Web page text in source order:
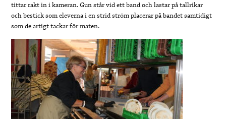
tittar rakt in i kameran. Gun står vid ett band och lastar på tallrikar
och bestick som eleverna i en strid ström placerar på bandet samtidigt
som de artigt tackar för maten.